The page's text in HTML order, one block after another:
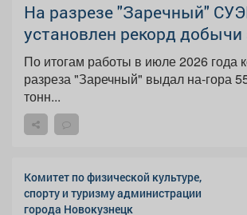
На разрезе "Заречный"
установлен рекорд
По итогам работы в июле 2026 года
разреза "Заречный" выдал на-гора
тонн...
Комитет по физической культуре,
спорту и туризму администрации
города Новокузнецк